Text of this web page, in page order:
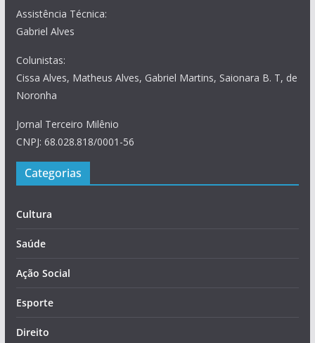
Assistência Técnica:
Gabriel Alves
Colunistas:
Cissa Alves, Matheus Alves, Gabriel Martins, Saionara B. T, de
Noronha
Jornal Terceiro Milênio
CNPJ: 68.028.818/0001-56
Categorias
Cultura
Saúde
Ação Social
Esporte
Direito